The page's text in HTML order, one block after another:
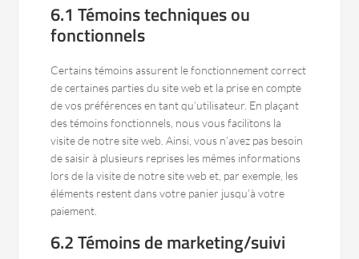
6.1 Témoins techniques ou
fonctionnels
Certains témoins assurent le fonctionnement correct
de certaines parties du site web et la prise en compte
de vos préférences en tant qu’utilisateur. En plaçant
des témoins fonctionnels, nous vous facilitons la
visite de notre site web. Ainsi, vous n’avez pas besoin
de saisir à plusieurs reprises les mêmes informations
lors de la visite de notre site web et, par exemple, les
éléments restent dans votre panier jusqu’à votre
paiement.
6.2 Témoins de marketing/suivi